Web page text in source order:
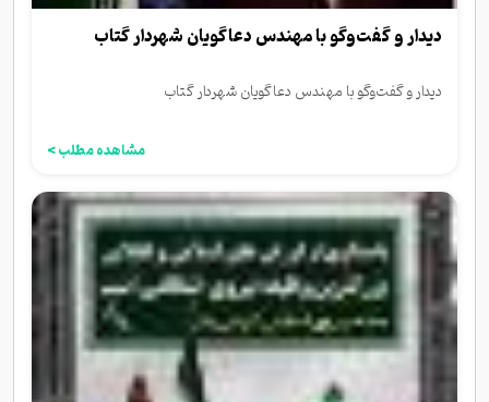
دیدار و گفت‌وگو با مهندس دعاگویان شهردار گتاب
دیدار و گفت‌وگو با مهندس دعاگویان شهردار گتاب
مشاهده مطلب >